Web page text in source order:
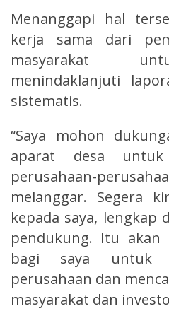
Menanggapi hal
kerja sama dari
masyarakat
menindaklanjuti
sistematis.
“Saya mohon
aparat desa untuk
perusahaan-
melanggar. Segera
kepada saya, lengkap
pendukung. Itu akan
bagi saya untuk
perusahaan dan
masyarakat dan